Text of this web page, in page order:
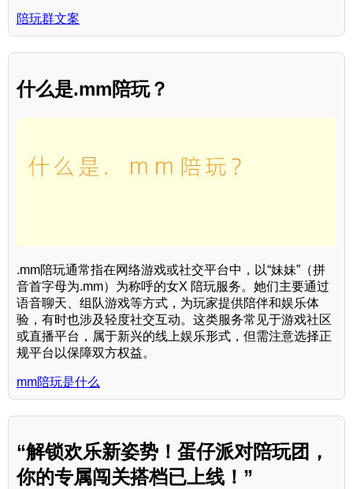
陪玩群文案
什么是.mm陪玩？
.mm陪玩通常指在网络游戏或社交平台中，以“妹妹”（拼
音首字母为.mm）为称呼的女X 陪玩服务。她们主要通过
语音聊天、组队游戏等方式，为玩家提供陪伴和娱乐体
验，有时也涉及轻度社交互动。这类服务常见于游戏社区
或直播平台，属于新兴的线上娱乐形式，但需注意选择正
规平台以保障双方权益。
mm陪玩是什么
“解锁欢乐新姿势！蛋仔派对陪玩团，
你的专属闯关搭档已上线！”